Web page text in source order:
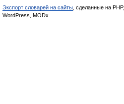
Экспорт словарей на сайты , сделанные на PHP,
WordPress, MODx.